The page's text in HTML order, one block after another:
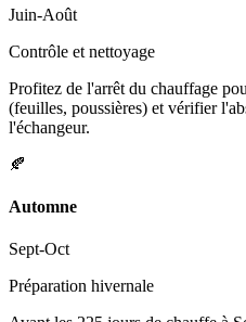
Juin-Août
Contrôle et nettoyage
Profitez de l'arrêt du chauffage
(feuilles, poussières) et vérifier
l'échangeur.
🍂
Automne
Sept-Oct
Préparation hivernale